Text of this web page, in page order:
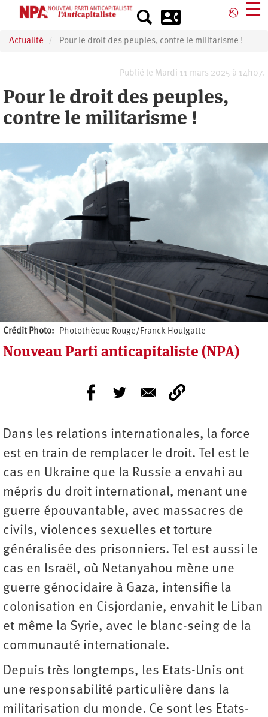
principal
⎋ ☰
Actualité Pour le droit des peuples, contre le militarisme !
Publié le Mardi 11 mars 2025 à 14h07.
Pour le droit des peuples,
contre le militarisme !
Crédit Photo Photothèque Rouge/Franck Houlgatte
Nouveau Parti anticapitaliste (NPA)
Dans les relations internationales, la force
est en train de remplacer le droit. Tel est le
cas en Ukraine que la Russie a envahi au
mépris du droit international, menant une
guerre épouvantable, avec massacres de
civils, violences sexuelles et torture
généralisée des prisonniers. Tel est aussi le
cas en Israël, où Netanyahou mène une
guerre génocidaire à Gaza, intensifie la
colonisation en Cisjordanie, envahit le Liban
et même la Syrie, avec le blanc-seing de la
communauté internationale.
Depuis très longtemps, les Etats-Unis ont
une responsabilité particulière dans la
militarisation du monde. Ce sont les Etats-